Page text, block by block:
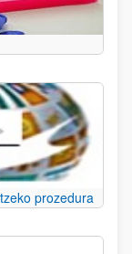
prozedura